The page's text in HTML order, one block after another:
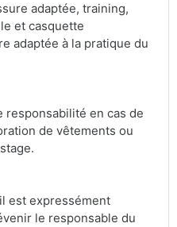
adaptée, training,
et casquette
adaptée à la pratique du
responsabilité en cas de
de vêtements ou
est expressément
le responsable du